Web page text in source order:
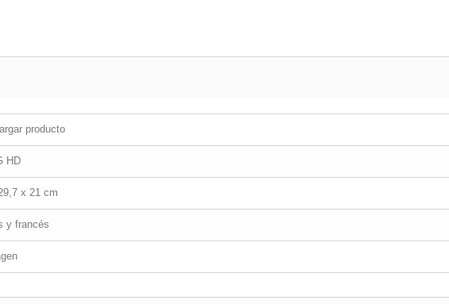
producto
HD
x 21 cm
y francés